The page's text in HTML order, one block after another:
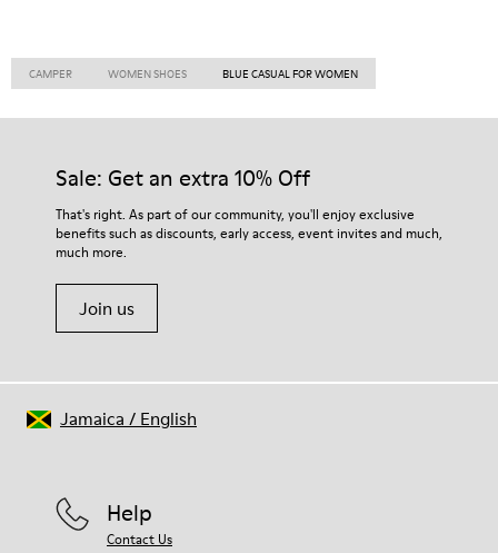
CAMPER WOMEN SHOES BLUE CASUAL FOR WOMEN
Sale: Get an extra 10% Off
That's right. As part of our community, you'll enjoy exclusive
benefits such as discounts, early access, event invites and much,
much more.
Join us
Help
Contact Us
Jamaica / English